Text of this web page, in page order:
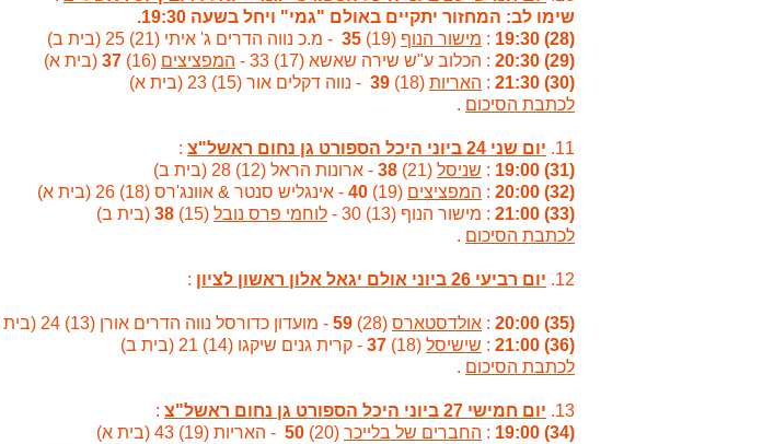
שימו לב: המחזור יתקיים באולם "גמי" ויחל בשעה 19:30.
(28) 19:30
: מישור הנוף (19)
35 - מ.כ נווה הדרים ג' איתי (21) 25 (בית ב)
(29) 20:30
: הכלוב ע"ש שירה שאשא (17) 33 - המפציצים (16)
37 (בית א)
(30) 21:30
: האריות (18)
39 - נווה דקלים אור (15) 23 (בית א)
לכתבת הסיכום .
11. יום שני 24 ביוני היכל הספורט גן נחום ראשל"צ
:
(31) 19:00
: שניסל (21)
38 - ארונות הראל (12) 28 (בית ב)
(32) 20:00
: המפציצים (19)
40 - אינגליש סנטר & אוונג'רס (18) 26 (בית א)
(33) 21:00
: מישור הנוף (13) 30 - לוחמי פרס נובל (15)
38 (בית ב)
לכתבת הסיכום .
12. יום רביעי 26 ביוני אולם יגאל אלון ראשון לציון :
(35) 20:00
: אולדסטארס (28)
59 - מועדון כדורסל נווה הדרים אורן (13) 24 (בית ב)
(36) 21:00
: שישיסל (18)
37 - קרית גנים שיקגו (14) 21 (בית ב)
לכתבת הסיכום .
13. יום חמישי 27 ביוני היכל הספורט גן נחום ראשל"צ
:
(34) 19:00
: החברים של בלייכר (20)
50 - האריות (19) 43 (בית א)